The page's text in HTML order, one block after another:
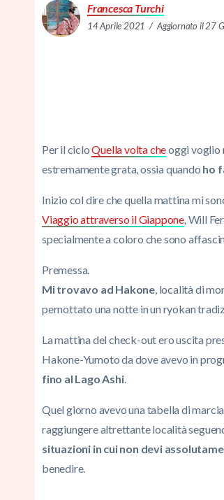
Francesca Turchi
14 Aprile 2021 Aggiornato il 27
Per il cicloQuella volta cheoggi voglio
estremamente grata, ossia quando ho
Inizio col dire che quella mattina mi
Viaggio attraverso il Giappone, Will
specialmente a coloro che sono
Premessa.
Mi trovavo ad Hakone, località di
pernottato una notte in un ryokan
La mattina del check-out ero uscita
Hakone-Yumoto da dove avevo in
fino al Lago Ashi.
Quel giorno avevo una tabella di
raggiungere altrettante località
situazioni in cui non devi
benedire.